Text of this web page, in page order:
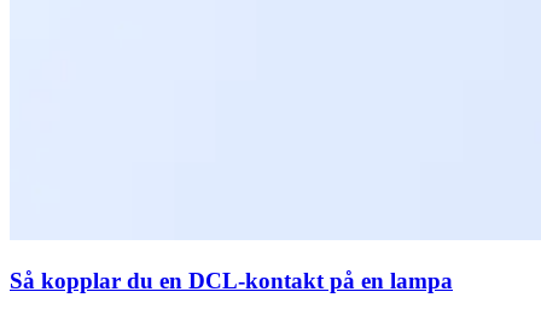
Så kopplar du en DCL-kontakt på en lampa